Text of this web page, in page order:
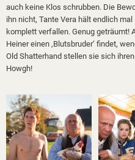
auch keine Klos schrubben. Die
ihn nicht, Tante Vera hält endlich
komplett verfallen. Genug geträumt!
Heiner einen ,Blutsbruder‘ findet,
Old Shatterhand stellen sie sich
Howgh!